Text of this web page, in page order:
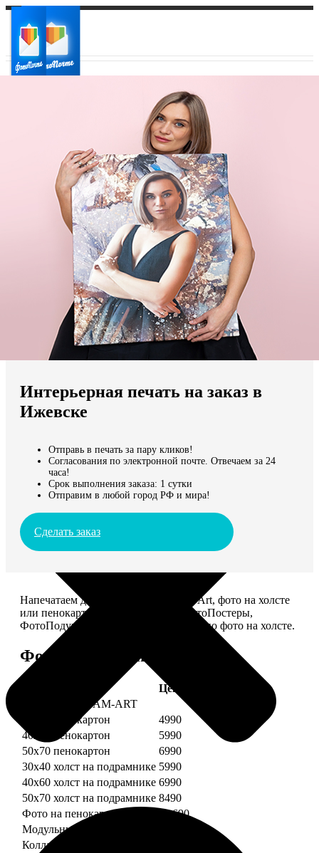
Ваш регион доставки
Выберите из списка:
Мы доставляем по всему миру
Продолжить без города
Интерьерная печать на заказ в
Ижевске
Отправь в печать за пару кликов!
Согласования по электронной почте. Отвечаем за 24
часа!
Срок выполнения заказа: 1 сутки
Отправим в любой город РФ и мира!
Сделать заказ
Напечатаем для вас картины Dream-Art, фото на холсте
или пенокартоне, ФотоМозаику, ФотоПостеры,
ФотоПодушки или напишем портрет по фото на холсте.
Форматы и цены
Цена, руб.
Картины DREAM-ART
30х40 пенокартон
4990
40х60 пенокартон
5990
50х70 пенокартон
6990
30х40 холст на подрамнике 5990
40х60 холст на подрамнике 6990
50х70 холст на подрамнике 8490
Фото на пенокартоне
от 690
Модульный пенокартон
Коллаж на пенокартоне